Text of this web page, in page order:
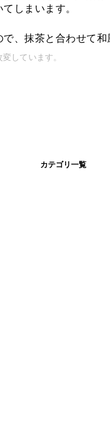
しまいます。
で、抹茶と合わせて
しています。
カテゴリ一覧